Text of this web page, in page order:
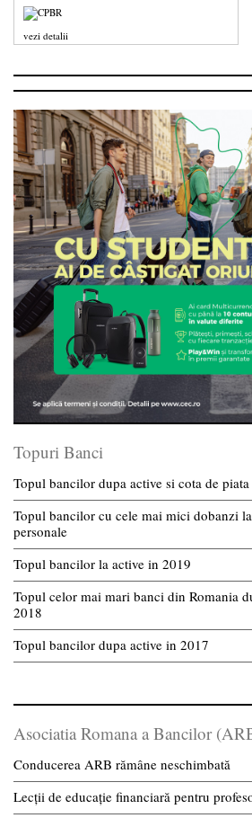
vezi detalii
Topuri Banci
Topul bancilor dupa active si cota de
Topul bancilor cu cele mai mici dobanzi
personale
Topul bancilor la active in 2019
Topul celor mai mari banci din Romania
2018
Topul bancilor dupa active in 2017
Asociatia Romana a Bancilor
Conducerea ARB rămâne neschimbată
Lecții de educație financiară pentru